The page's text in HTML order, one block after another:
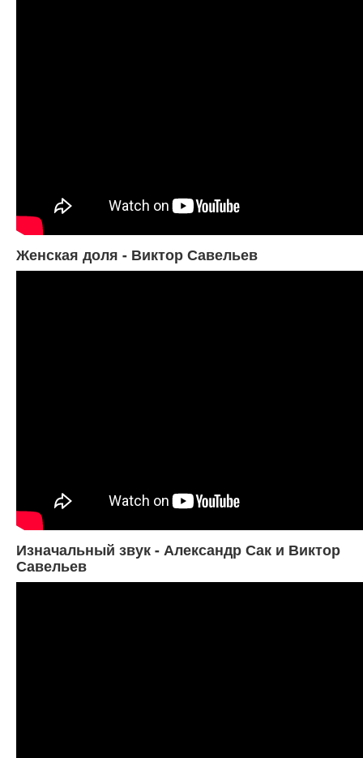
Женская доля - Виктор Савельев
Изначальный звук - Александр Сак и Виктор
Савельев